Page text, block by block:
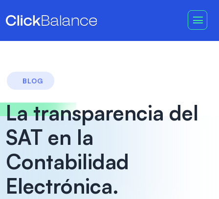
BLOG
La transparencia del
SAT en la
Contabilidad
Electrónica.